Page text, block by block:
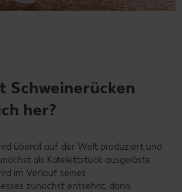
Schweinerücken
her?
überall auf der Welt produziert und
als Kotelettstück ausgelöste
im Verlauf seines
zunächst entsehnt, dann